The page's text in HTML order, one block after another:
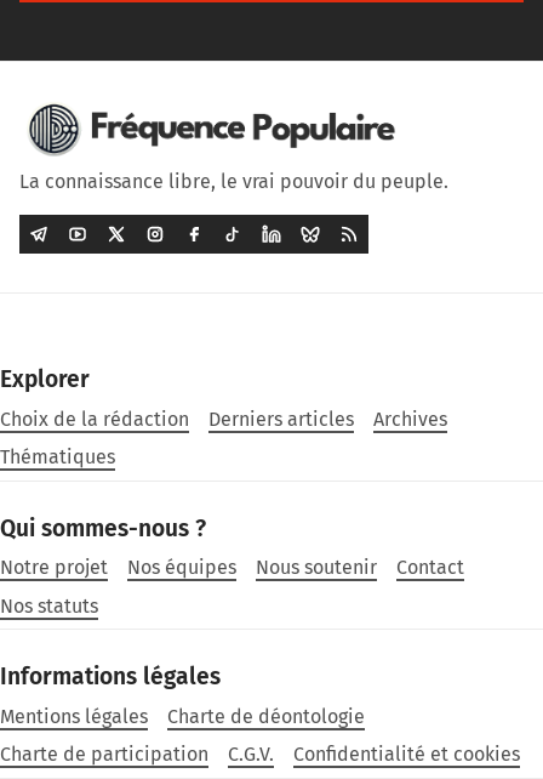
La connaissance libre, le vrai pouvoir du peuple.
Explorer
Choix de la rédaction Derniers articles
Archives
Thématiques
Qui sommes-nous ?
Notre projet Nos équipes Nous soutenir
Contact
Nos statuts
Informations légales
Mentions légales
Charte de déontologie
Charte de participation
C.G.V. Confidentialité et cookies